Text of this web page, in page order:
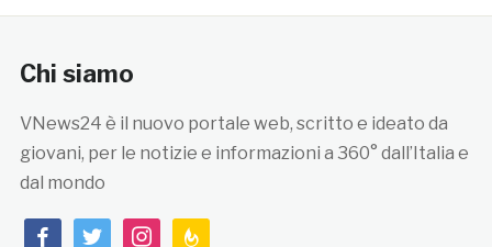
Chi siamo
VNews24 è il nuovo portale web, scritto e ideato da
giovani, per le notizie e informazioni a 360° dall’Italia e
dal mondo
facebooktwitterinstagramfeedburner